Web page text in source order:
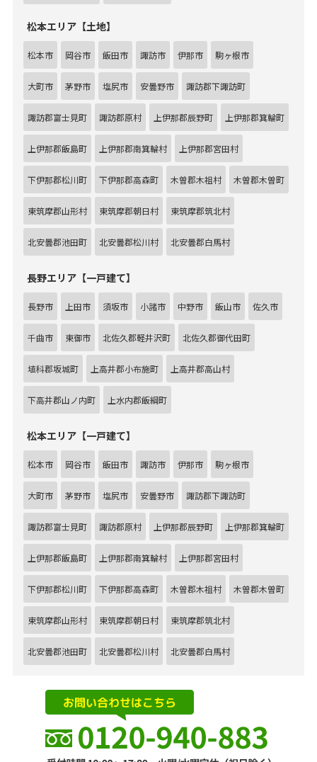
松本エリア【土地】
松本市 岡谷市 飯田市 諏訪市 伊那市 駒ヶ根市
大町市 茅野市 塩尻市 安曇野市 諏訪郡下諏訪町
諏訪郡富士見町 諏訪郡原村 上伊那郡辰野町 上伊那郡箕輪町
上伊那郡飯島町 上伊那郡南箕輪村 上伊那郡宮田村
下伊那郡松川町 下伊那郡高森町 木曽郡木祖村 木曽郡木曽町
東筑摩郡山形村 東筑摩郡朝日村 東筑摩郡筑北村
北安曇郡池田町 北安曇郡松川村 北安曇郡白馬村
長野エリア【一戸建て】
長野市 上田市 須坂市 小諸市 中野市 飯山市 佐久市
千曲市 東御市 北佐久郡軽井沢町 北佐久郡御代田町
埴科郡坂城町 上高井郡小布施町 上高井郡高山村
下高井郡山ノ内町 上水内郡飯綱町
松本エリア【一戸建て】
松本市 岡谷市 飯田市 諏訪市 伊那市 駒ヶ根市
大町市 茅野市 塩尻市 安曇野市 諏訪郡下諏訪町
諏訪郡富士見町 諏訪郡原村 上伊那郡辰野町 上伊那郡箕輪町
上伊那郡飯島町 上伊那郡南箕輪村 上伊那郡宮田村
下伊那郡松川町 下伊那郡高森町 木曽郡木祖村 木曽郡木曽町
東筑摩郡山形村 東筑摩郡朝日村 東筑摩郡筑北村
北安曇郡池田町 北安曇郡松川村 北安曇郡白馬村